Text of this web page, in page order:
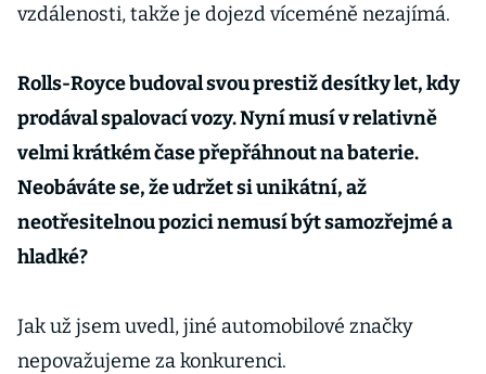
vzdálenosti, takže je dojezd víceméně nezajímá.
Rolls-Royce budoval svou prestiž desítky let, kdy
prodával spalovací vozy. Nyní musí v relativně
velmi krátkém čase přepřáhnout na baterie.
Neobáváte se, že udržet si unikátní, až
neotřesitelnou pozici nemusí být samozřejmé a
hladké?
Jak už jsem uvedl, jiné automobilové značky
nepovažujeme za konkurenci.